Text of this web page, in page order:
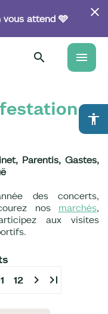
attend 🩵
menu
accessibility
Parentis, Gastes,
des concerts,
nos marchés,
aux visites
12 chevron_right last_page